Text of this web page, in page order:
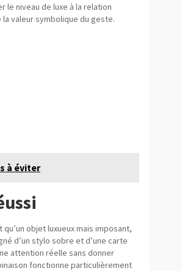
le niveau de luxe à la relation
valeur symbolique du geste.
à éviter
objet luxueux mais imposant,
d’un stylo sobre et d’une carte
attention réelle sans donner
fonctionne particulièrement